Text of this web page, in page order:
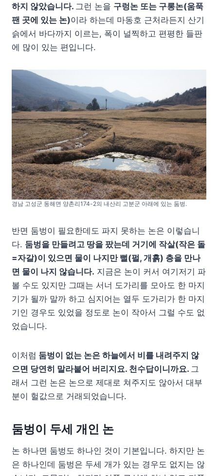
하지 않았습니다. 그런 논을 구렁논 또는 구롱논(움푹
팬 곳에 있는 논)이라 하는데 마동호 근처라든지 산기
슭에서 바다까지 이르는, 폭이 널찍하고 편평한 들판
에 많이 있는 편입니다.
경남 고성군 동해면 양촌리174-2의 내산리 고분군 아래에 있는 둠벙.
반면 둠벙이 필요한데도 파지 못하는 논은 이렇습니
다. 둠벙을 만들려고 땅을 팠는데 거기에 작살(작은 돌
=자갈)이 있으면 물이 나지만 뻘(펄, 개흙) 층을 만나
면 물이 나지 않습니다. 지금은 논이 커서 여기저기 파
볼 수도 있지만 그때는 서너 도가리를 모아도 한 마지
기가 될까 말까 하고 심지어는 열두 도가리가 한 마지
기인 경우도 있었을 정도로 논이 작아서 그럴 수도 없
었습니다.
이처럼 둠벙이 없는 논은 하늘에서 비를 내려주지 않
으면 당연히 말라붙어 버리지요. 천수답이니까요. 그
래서 그런 논은 논으로 제대로 쳐주지도 않아서 대부
분이 헐값으로 거래되었습니다.
둠벙이 두세 개인 논
논 하나면 둠벙도 하나인 것이 기본입니다. 하지만 논
은 하나인데 둠벙은 두세 개가 있는 경우도 없지는 않